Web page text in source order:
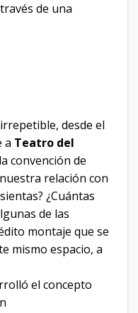
de una
desde el
a Teatro del
convención de
relación con
¿Cuántas
de las
montaje que se
mismo espacio, a
el concepto